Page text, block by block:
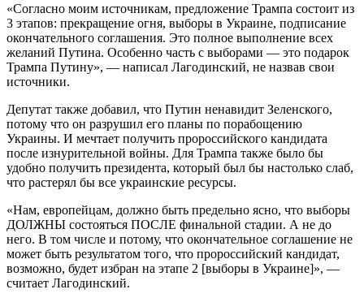
«Согласно моим источникам, предложение Трампа состоит из
3 этапов: прекращение огня, выборы в Украине, подписание
окончательного соглашения. Это полное выполнение всех
желаний Путина. Особенно часть с выборами — это подарок
Трампа Путину», — написал Лагодинский, не назвав свои
источники.
Депутат также добавил, что Путин ненавидит Зеленского,
потому что он разрушил его планы по порабощению
Украины. И мечтает получить пророссийского кандидата
после изнурительной войны. Для Трампа также было бы
удобно получить президента, который был бы настолько слаб,
что растерял бы все украинские ресурсы.
«Нам, европейцам, должно быть предельно ясно, что выборы
ДОЛЖНЫ состояться ПОСЛЕ финальной стадии. А не до
него. В том числе и потому, что окончательное соглашение не
может быть результатом того, что пророссийский кандидат,
возможно, будет избран на этапе 2 [выборы в Украине]», —
считает Лагодинский.